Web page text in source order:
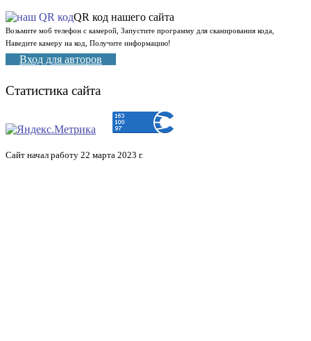
QR код нашего сайта
Возьмите моб телефон с камерой, Запустите программу для сканирования кода,
Наведите камеру на код, Получите информацию!
Вход для авторов
Статистика сайта
Сайт начал работу 22 марта 2023 г.